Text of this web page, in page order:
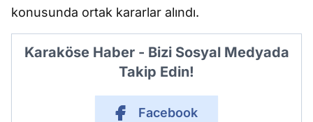
konusunda ortak kararlar alındı.
Karaköse Haber - Bizi Sosyal Medyada
Takip Edin!
Facebook